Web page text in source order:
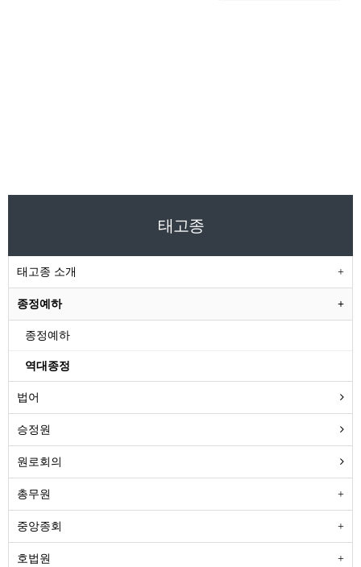
태고종
태고종 소개
종정예하
종정예하
역대종정
법어
승정원
원로회의
총무원
중앙종회
호법원